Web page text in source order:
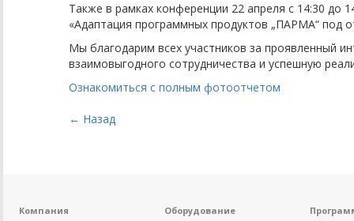
Также в рамках конференции 22 апреля с 14:30 до
«Адаптация программных продуктов „ПАРМА“ под
Мы благодарим всех участников за проявленный
взаимовыгодного сотрудничества и успешную
Ознакомиться с полным фотоотчетом
← Назад
Компания
Оборудование